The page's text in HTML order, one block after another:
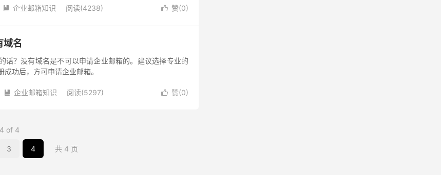
 企业邮箱知识 阅读(4238)  赞(0)
域名
话？没有域名是不可以申请企业邮箱的。建议选择专业的
功后，方可申请企业邮箱。
 企业邮箱知识 阅读(5297)  赞(0)
of 4
3 4 共 4 页